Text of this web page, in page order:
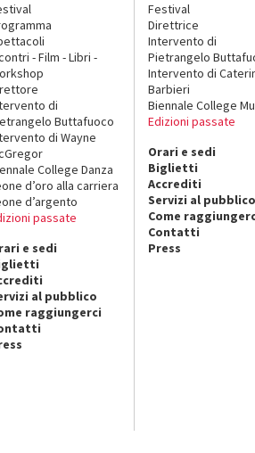
- Film - Libri -
di
Buttafuoco
di Wayne
College Danza
d’oro alla carriera
d’argento
passate
e sedi
al pubblico
raggiungerci
Festival
Direttrice
Intervento di
Pietrangelo
Intervento di
Barbieri
Biennale College
Edizioni passate
Orari e sedi
Biglietti
Accrediti
Servizi al pubblico
Come
Contatti
Press